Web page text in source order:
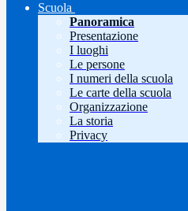
Scuola
Panoramica
Presentazione
I luoghi
Le persone
I numeri della scuola
Le carte della scuola
Organizzazione
La storia
Privacy